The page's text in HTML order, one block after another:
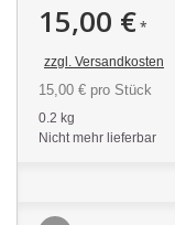
15,00 €*
zzgl. Versandkosten
15,00 € pro Stück
0.2 kg
Nicht mehr lieferbar